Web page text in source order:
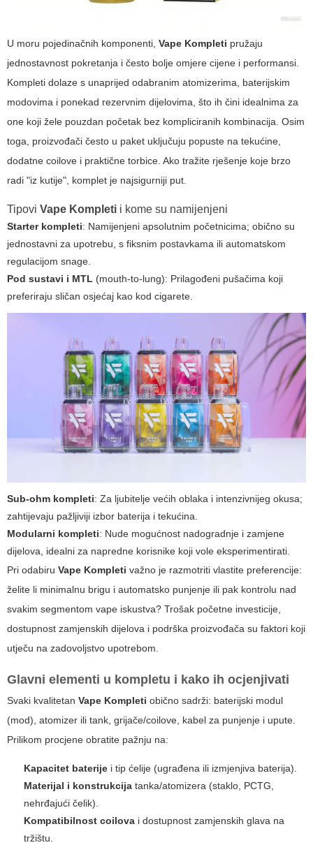
U moru pojedinačnih komponenti, Vape Kompleti pružaju
jednostavnost pokretanja i često bolje omjere cijene i performansi.
Kompleti dolaze s unaprijed odabranim atomizerima, baterijskim
modovima i ponekad rezervnim dijelovima, što ih čini idealnima za
one koji žele pouzdan početak bez kompliciranih kombinacija. Osim
toga, proizvođači često u paket uključuju popuste na tekućine,
dodatne coilove i praktične torbice. Ako tražite rješenje koje brzo
radi "iz kutije", komplet je najsigurniji put.
Tipovi Vape Kompleti i kome su namijenjeni
Starter kompleti: Namijenjeni apsolutnim početnicima; obično su
jednostavni za upotrebu, s fiksnim postavkama ili automatskom
regulacijom snage.
Pod sustavi i MTL (mouth-to-lung): Prilagođeni pušačima koji
preferiraju sličan osjećaj kao kod cigarete.
Sub-ohm kompleti: Za ljubitelje većih oblaka i intenzivnijeg okusa;
zahtijevaju pažljiviji izbor baterija i tekućina.
Modularni kompleti: Nude mogućnost nadogradnje i zamjene
dijelova, idealni za napredne korisnike koji vole eksperimentirati.
Pri odabiru Vape Kompleti važno je razmotriti vlastite preferencije:
želite li minimalnu brigu i automatsko punjenje ili pak kontrolu nad
svakim segmentom vape iskustva? Trošak početne investicije,
dostupnost zamjenskih dijelova i podrška proizvođača su faktori koji
utječu na zadovoljstvo upotrebom.
Glavni elementi u kompletu i kako ih ocjenjivati
Svaki kvalitetan Vape Kompleti obično sadrži: baterijski modul
(mod), atomizer ili tank, grijače/coilove, kabel za punjenje i upute.
Prilikom procjene obratite pažnju na:
Kapacitet baterije i tip ćelije (ugrađena ili izmjenjiva baterija).
Materijal i konstrukcija tanka/atomizera (staklo, PCTG,
nehrđajući čelik).
Kompatibilnost coilova i dostupnost zamjenskih glava na
tržištu.